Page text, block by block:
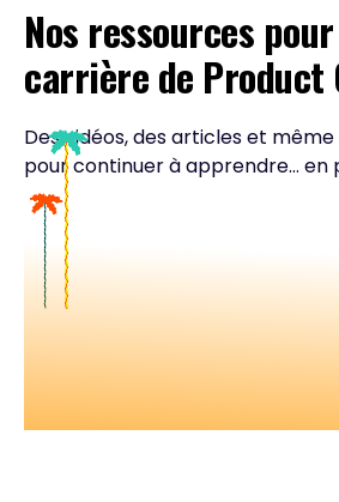
Nos ressources
carrière de Product
Des vidéos, des articles et
pour continuer à apprendre... en